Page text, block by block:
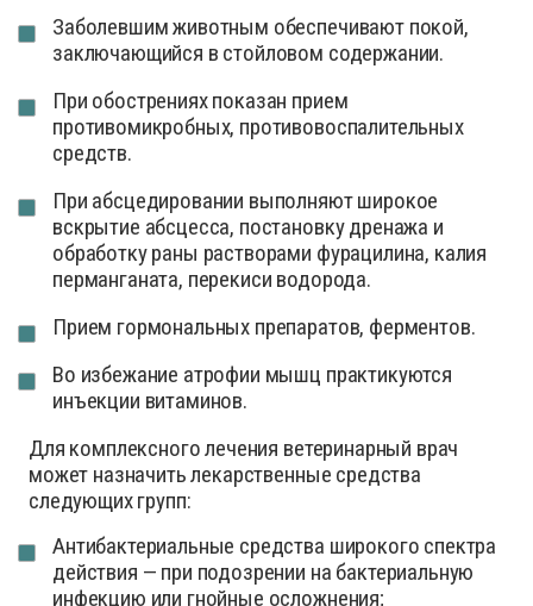
Заболевшим животным обеспечивают покой,
заключающийся в стойловом содержании.
При обострениях показан прием
противомикробных, противовоспалительных
средств.
При абсцедировании выполняют широкое
вскрытие абсцесса, постановку дренажа и
обработку раны растворами фурацилина, калия
перманганата, перекиси водорода.
Прием гормональных препаратов, ферментов.
Во избежание атрофии мышц практикуются
инъекции витаминов.
Для комплексного лечения ветеринарный врач
может назначить лекарственные средства
следующих групп:
Антибактериальные средства широкого спектра
действия — при подозрении на бактериальную
инфекцию или гнойные осложнения;